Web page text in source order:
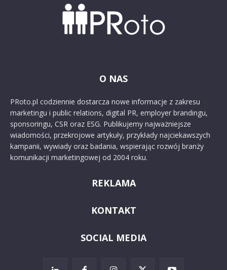
O NAS
PRoto.pl codziennie dostarcza nowe informacje z zakresu
marketingu i public relations, digital PR, employer brandingu,
sponsoringu, CSR oraz ESG. Publikujemy najważniejsze
wiadomości, przekrojowe artykuły, przykłady najciekawszych
kampanii, wywiady oraz badania, wspierając rozwój branży
komunikacji marketingowej od 2004 roku.
REKLAMA
KONTAKT
SOCIAL MEDIA